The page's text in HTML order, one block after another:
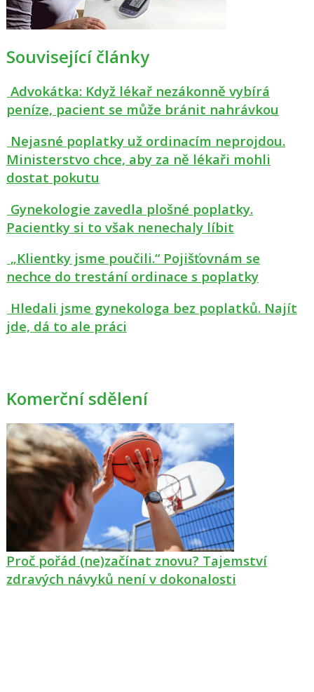
Související články
Advokátka: Když lékař nezákonně vybírá
peníze, pacient se může bránit nahrávkou
Nejasné poplatky už ordinacím neprojdou.
Ministerstvo chce, aby za ně lékaři mohli
dostat pokutu
Gynekologie zavedla plošné poplatky.
Pacientky si to však nenechaly líbit
„Klientky jsme poučili.“ Pojišťovnám se
nechce do trestání ordinace s poplatky
Hledali jsme gynekologa bez poplatků. Najít
jde, dá to ale práci
Komerční sdělení
Proč pořád (ne)začínat znovu? Tajemství
zdravých návyků není v dokonalosti